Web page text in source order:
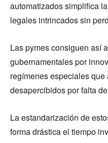
automatizados simplifica
legales intrincados sin
Las pymes consiguen así
gubernamentales por
regímenes especiales que
desapercibidos por falta
La estandarización de
forma drástica el tiempo